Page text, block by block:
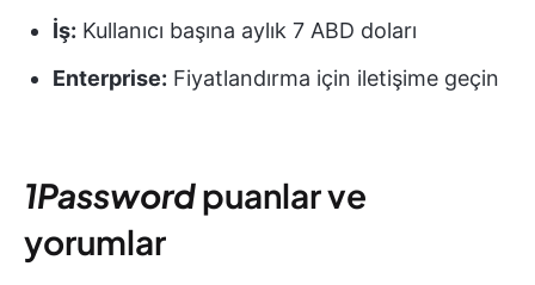
İş: Kullanıcı başına aylık 7 ABD doları
Enterprise: Fiyatlandırma için iletişime geçin
1Passwordpuanlar ve
yorumlar